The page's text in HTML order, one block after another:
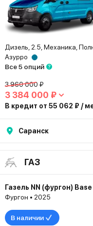
Дизель, 2.5, Механика,
Азурро
Все 5 опций
3 960 000 ₽
3 384 000 ₽
В кредит от 55 062 ₽ /
Саранск
ГАЗ
Газель NN (фургон) Base
Фургон • 2025
В наличии